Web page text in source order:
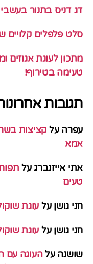
דג דניס בתנור
סלט פלפלים קלויים
מתכון לעוגת אגוזים
טעימה בטירוף!
תגובות
עפרה על קציצות
אמא
אתי אייזנברגעל
טעים
חני גושן על עוגת
חני גושן על עוגת
שושנה עלהעוגה עם